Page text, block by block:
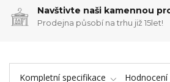
Navštivte naši kamennou
Prodejna působí na trhu již 15let!
Kompletní specifikace Hodnocení